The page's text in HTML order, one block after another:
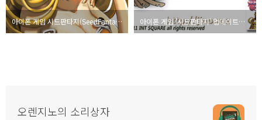
아이폰 게임 시드판타지(SeedFantasy) 업데이트 소식 및 2차 리딤코드 이벤트 아이폰 게임 '시드판타지' 업데이트로 잠시 무료화
오렌지노의 소리상자